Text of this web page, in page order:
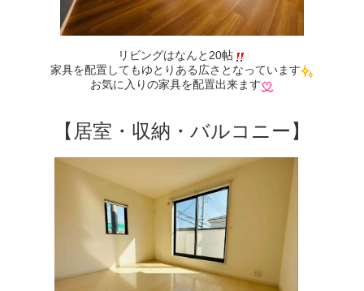
リビングはなんと20帖
家具を配置してもゆとりある広さとなっています
お気に入りの家具を配置出来ます
【居室・収納・バルコニー】